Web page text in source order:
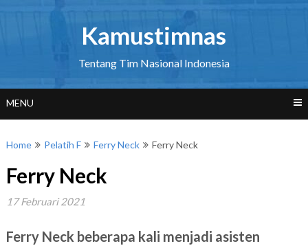
Kamustimnas
Tentang Tim Nasional Indonesia
MENU
Home Pelatih F Ferry Neck Ferry Neck
Ferry Neck
17 Februari 2021
Ferry Neck beberapa kali menjadi asisten